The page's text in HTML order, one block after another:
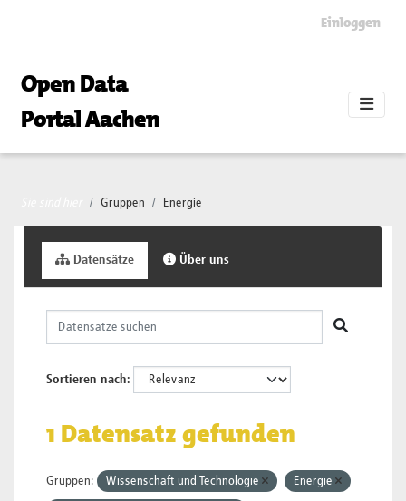
Einloggen
Open Data
Portal Aachen
Gruppen Energie
Datensätze Über uns
Sortieren nach
1 Datensatz gefunden
Gruppen: Wissenschaft und Technologie Energie